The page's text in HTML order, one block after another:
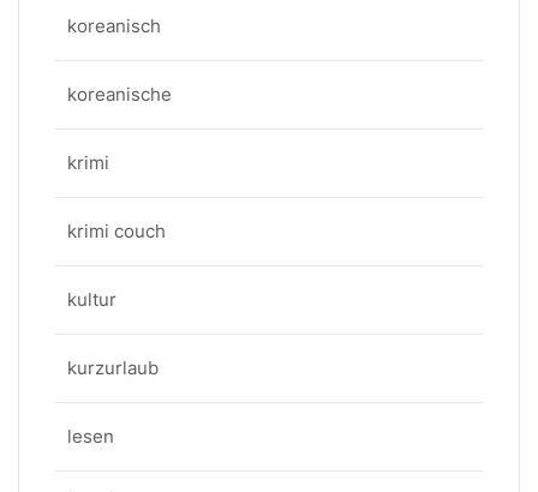
koreanisch
koreanische
krimi
krimi couch
kultur
kurzurlaub
lesen